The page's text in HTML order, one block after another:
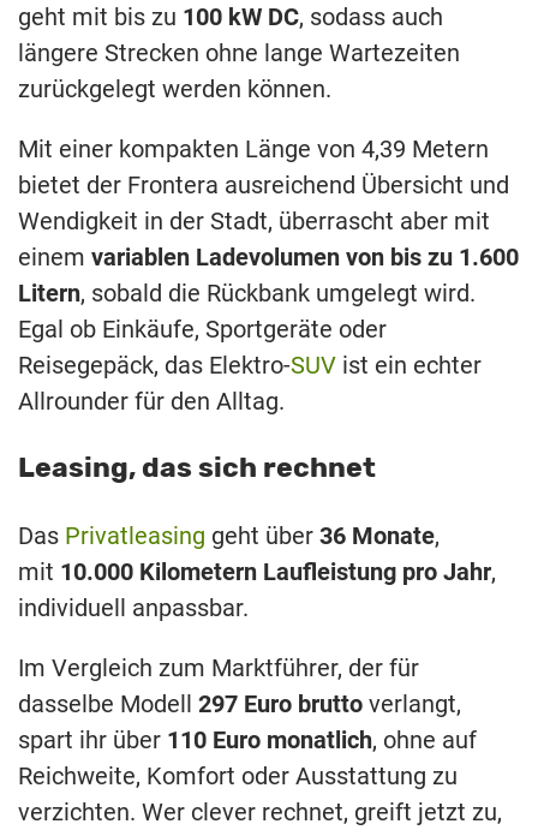
geht mit bis zu 100 kW DC, sodass auch
längere Strecken ohne lange Wartezeiten
zurückgelegt werden können.
Mit einer kompakten Länge von 4,39 Metern
bietet der Frontera ausreichend Übersicht und
Wendigkeit in der Stadt, überrascht aber mit
einem variablen Ladevolumen von bis zu 1.600
Litern, sobald die Rückbank umgelegt wird.
Egal ob Einkäufe, Sportgeräte oder
Reisegepäck, das Elektro-SUV ist ein echter
Allrounder für den Alltag.
Leasing, das sich rechnet
Das Privatleasing geht über 36 Monate,
mit 10.000 Kilometern Laufleistung pro Jahr,
individuell anpassbar.
Im Vergleich zum Marktführer, der für
dasselbe Modell 297 Euro brutto verlangt,
spart ihr über 110 Euro monatlich, ohne auf
Reichweite, Komfort oder Ausstattung zu
verzichten. Wer clever rechnet, greift jetzt zu,